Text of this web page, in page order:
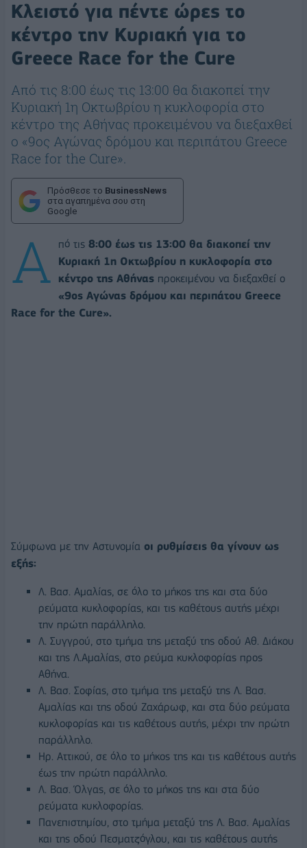
Κλειστό για πέντε ώρες το
κέντρο την Κυριακή για το
Greece Race for the Cure
Από τις 8:00 έως τις 13:00 θα διακοπεί την
Κυριακή 1η Οκτωβρίου η κυκλοφορία στο
κέντρο της Αθήνας προκειμένου να διεξαχθεί
ο «9ος Αγώνας δρόμου και περιπάτου Greece
Race for the Cure».
Πρόσθεσε το BusinessNews
στα αγαπημένα σου στη
Google
Α πό τις 8:00 έως τις 13:00 θα διακοπεί την
Κυριακή 1η Οκτωβρίου η κυκλοφορία στο
κέντρο της Αθήνας προκειμένου να διεξαχθεί ο
«9ος Αγώνας δρόμου και περιπάτου Greece
Race for the Cure».
Σύμφωνα με την Αστυνομία οι ρυθμίσεις θα γίνουν ως
εξής:
Λ. Βασ. Αμαλίας, σε όλο το μήκος της και στα δύο
ρεύματα κυκλοφορίας, και τις καθέτους αυτής μέχρι
την πρώτη παράλληλο.
Λ. Συγγρού, στο τμήμα της μεταξύ της οδού Αθ. Διάκου
και της Λ.Αμαλίας, στο ρεύμα κυκλοφορίας προς
Αθήνα.
Λ. Βασ. Σοφίας, στο τμήμα της μεταξύ της Λ. Βασ.
Αμαλίας και της οδού Ζαχάρωφ, και στα δύο ρεύματα
κυκλοφορίας και τις καθέτους αυτής, μέχρι την πρώτη
παράλληλο.
Ηρ. Αττικού, σε όλο το μήκος της και τις καθέτους αυτής
έως την πρώτη παράλληλο.
Λ. Βασ. Όλγας, σε όλο το μήκος της και στα δύο
ρεύματα κυκλοφορίας.
Πανεπιστημίου, στο τμήμα μεταξύ της Λ. Βασ. Αμαλίας
και της οδού Πεσματζόγλου, και τις καθέτους αυτής